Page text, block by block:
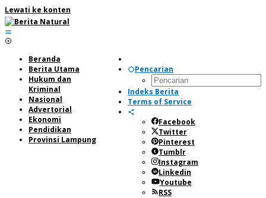
Lewati ke konten
Pencarian
Indeks Berita
Terms of Service
Facebook
Twitter
Pinterest
Tumblr
Instagram
Linkedin
Youtube
RSS
Beranda
Berita Utama
Hukum dan
Kriminal
Nasional
Advertorial
Ekonomi
Pendidikan
Provinsi Lampung